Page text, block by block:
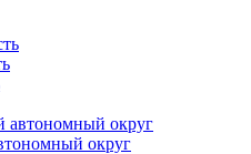
округ
округ